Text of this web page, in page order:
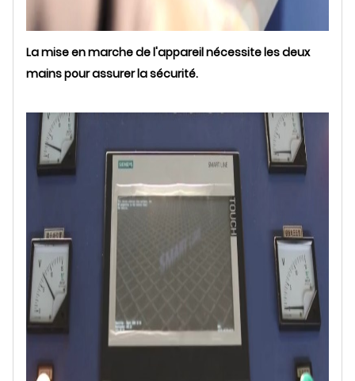
La mise en marche de l'appareil nécessite les deux
mains pour assurer la sécurité.